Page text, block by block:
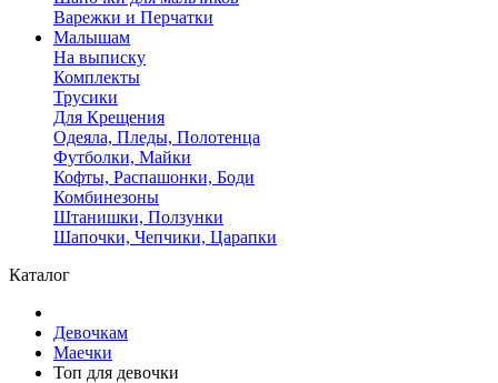
Варежки и Перчатки
Малышам
На выписку
Комплекты
Трусики
Для Крещения
Одеяла, Пледы, Полотенца
Футболки, Майки
Кофты, Распашонки, Боди
Комбинезоны
Штанишки, Ползунки
Шапочки, Чепчики, Царапки
Каталог
Девочкам
Маечки
Топ для девочки